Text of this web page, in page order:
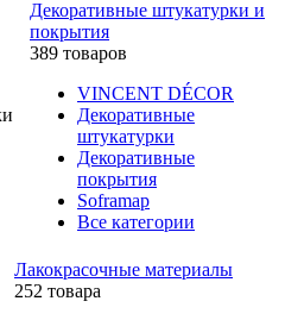
Декоративные штукатурки и
покрытия
389 товаров
VINCENT DÉCOR
Декоративные
штукатурки
Декоративные
покрытия
Soframap
Все категории
Лакокрасочные материалы
252 товара